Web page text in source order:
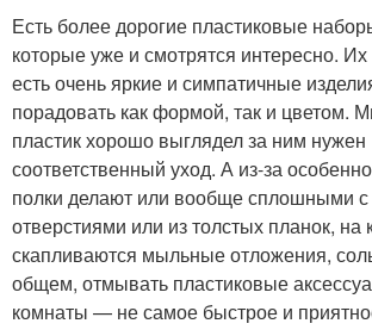
Есть более дорогие пластиковые
которые уже и смотрятся интересно.
есть очень яркие и симпатичные
порадовать как формой, так и цветом.
пластик хорошо выглядел за ним нужен
соответственный уход. А из-за
полки делают или вообще сплошными с
отверстиями или из толстых планок, на
скапливаются мыльные отложения,
общем, отмывать пластиковые
комнаты — не самое быстрое и